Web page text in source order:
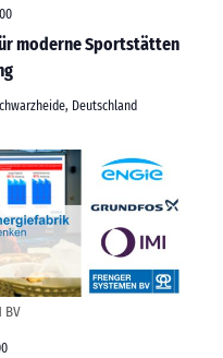
moderne Sportstätten
Deutschland
BV